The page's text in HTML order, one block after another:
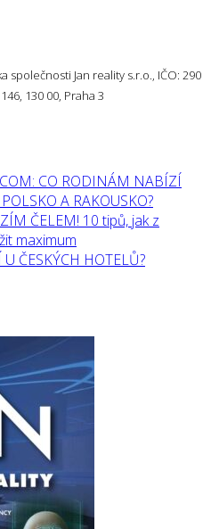
společnosti Jan reality s.r.o., IČO: 290
130 00, Praha 3
CO RODINÁM NABÍZÍ
A RAKOUSKO?
ČELEM! 10 tipů, jak z
maximum
ČESKÝCH HOTELŮ?